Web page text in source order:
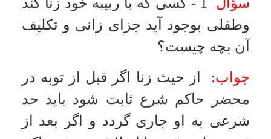
ویژه نامه ها
پاسخگویی
امکانات
کاربر میهمان
شرعى به او جارى گردد و اگر بعد از
توبه معلوم شود يا اصلا در محضر حاكم
كافى است انشاء الله تعالى و فرزند
زانى اگر با علم و عمد طرفين بوده ولد
الزنا است و به هيچ يك از آنها ملحق
نمىشود و اگر اشتباهى در كار بوده كه
وطى به شبهه باشد به هر كدام كه
اشتباه كرده‌اند ملحق است.